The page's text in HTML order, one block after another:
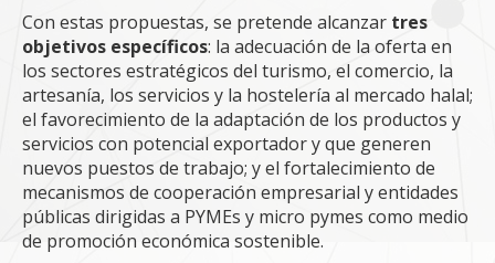
Con estas propuestas, se pretende alcanzar tres
objetivos específicos: la adecuación de la oferta en
los sectores estratégicos del turismo, el comercio, la
artesanía, los servicios y la hostelería al mercado halal;
el favorecimiento de la adaptación de los productos y
servicios con potencial exportador y que generen
nuevos puestos de trabajo; y el fortalecimiento de
mecanismos de cooperación empresarial y entidades
públicas dirigidas a PYMEs y micro pymes como medio
de promoción económica sostenible.